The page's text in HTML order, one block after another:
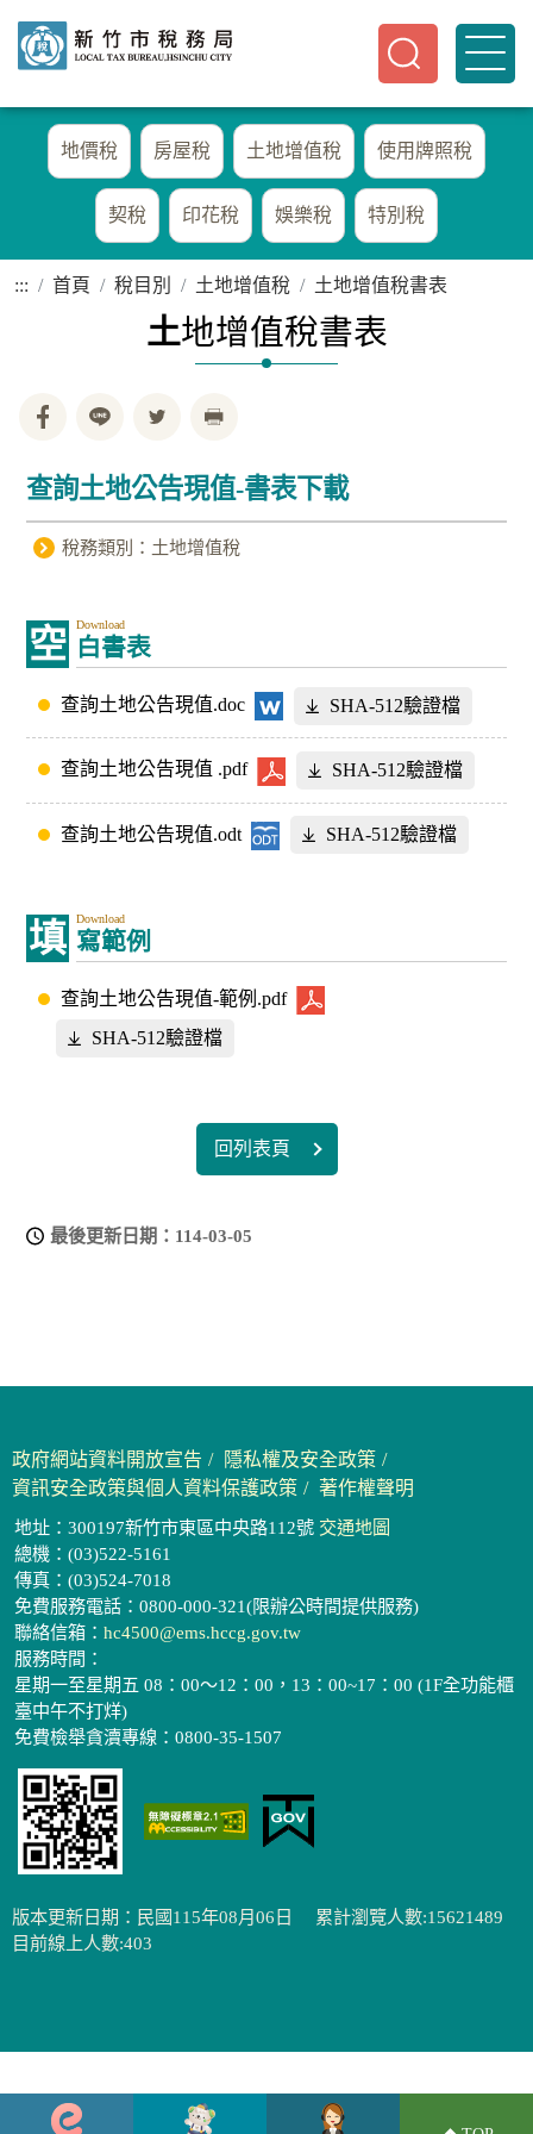
地價稅 房屋稅 土地增值稅 使用牌照稅
契稅 印花稅 娛樂稅 特別稅
::: 首頁 稅目別 土地增值稅 土地增值稅書表
土地增值稅書表
查詢土地公告現值-書表下載
稅務類別：土地增值稅
空 Download
白書表
查詢土地公告現值.doc SHA-512驗證檔
查詢土地公告現值 .pdf SHA-512驗證檔
查詢土地公告現值.odt SHA-512驗證檔
填 Download
寫範例
查詢土地公告現值-範例.pdf
SHA-512驗證檔
回列表頁
最後更新日期： 114-03-05
政府網站資料開放宣告
隱私權及安全政策
資訊安全政策與個人資料保護政策
著作權聲明
地址：300197新竹市東區中央路112號 交通地圖
總機：(03)522-5161
傳真：(03)524-7018
免費服務電話：0800-000-321(限辦公時間提供服務)
聯絡信箱： hc4500@ems.hccg.gov.tw
服務時間：
星期一至星期五 08：00～12：00，13：00~17：00 (1F全功能櫃
臺中午不打烊)
免費檢舉貪瀆專線：0800-35-1507
版本更新日期：民國115年08月06日
累計瀏覽人數:15621489
目前線上人數:403